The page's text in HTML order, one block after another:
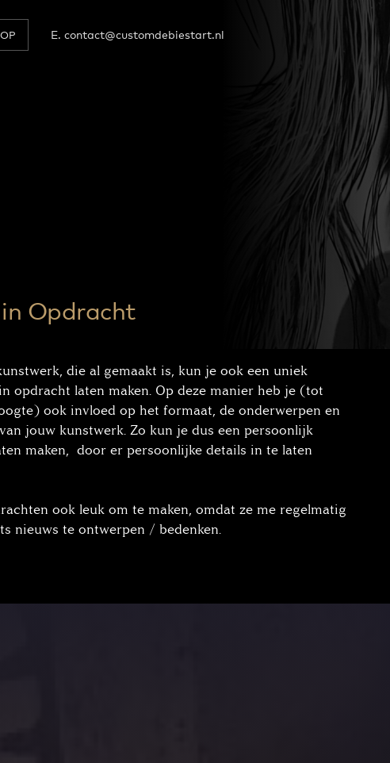
E. contact@customdebiestart.nl
Opdracht
die al gemaakt is, kun je ook een uniek
opdracht laten maken. Op deze manier heb je (tot
ook invloed op het formaat, de onderwerpen en
jouw kunstwerk. Zo kun je dus een persoonlijk
maken, door er persoonlijke details in te laten
ook leuk om te maken, omdat ze me regelmatig
nieuws te ontwerpen / bedenken.